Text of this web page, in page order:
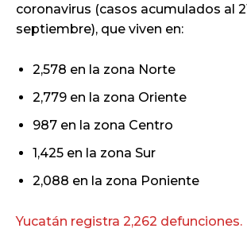
coronavirus (casos acumulados al
septiembre), que viven en:
2,578 en la zona Norte
2,779 en la zona Oriente
987 en la zona Centro
1,425 en la zona Sur
2,088 en la zona Poniente
Yucatán registra 2,262 defunciones.